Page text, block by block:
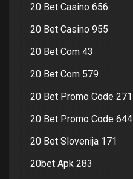
20 Bet Casino 656
20 Bet Casino 955
20 Bet Com 43
20 Bet Com 579
20 Bet Promo Code 271
20 Bet Promo Code 644
20 Bet Slovenija 171
20bet Apk 283